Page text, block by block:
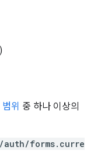
범위 중 하나 이상의
auth/forms.curre